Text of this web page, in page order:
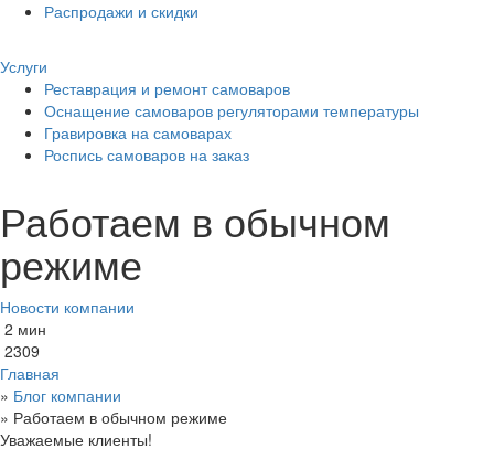
Распродажи и скидки
Услуги
Реставрация и ремонт самоваров
Оснащение самоваров регуляторами температуры
Гравировка на самоварах
Роспись самоваров на заказ
Работаем в обычном
режиме
Новости компании
2 мин
2309
Главная
» Блог компании
» Работаем в обычном режиме
Уважаемые клиенты!